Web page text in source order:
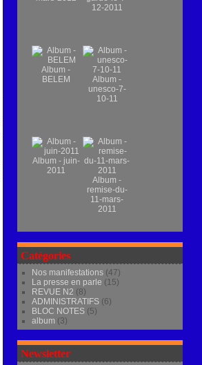
12-2011
Album -
BELEM
Album -
unesco-7-
10-11
Album - juin-
2011
Album -
remise-du-
11-mars-
2011
Catégories
Nos manifestations (47)
La presse en parle (15)
REVUE N2 (8)
ADMINISTRATIFS (6)
BLOC NOTES (5)
album (3)
Newsletter